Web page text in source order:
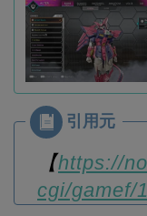
【https://
cgi/gamef/